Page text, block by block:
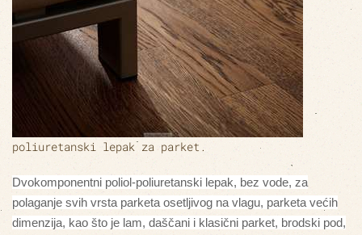
poliuretanski lepak za parket.
Dvokomponentni poliol-poliuretanski lepak, bez vode, za
polaganje svih vrsta parketa osetljivog na vlagu, parketa većih
dimenzija, kao što je lam, daščani i klasični parket, brodski pod,